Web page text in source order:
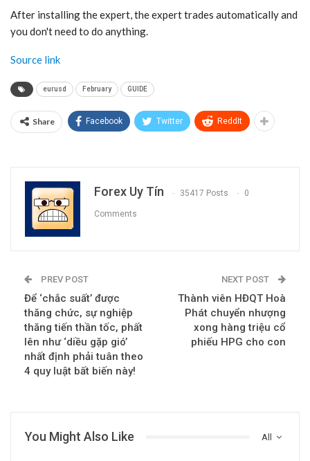
After installing the expert, the expert trades automatically and
you don't need to do anything.
Source link
eurusd February GUIDE
Share Facebook Twitter ReddIt
Forex Uy Tín 35417 Posts 0
Comments
PREV POST
Để ‘chắc suất’ được
thăng chức, sự nghiệp
thăng tiến thần tốc, phất
lên như ‘diều gặp gió’
nhất định phải tuân theo
4 quy luật bất biến này!
NEXT POST
Thành viên HĐQT Hoà
Phát chuyển nhượng
xong hàng triệu cổ
phiếu HPG cho con
All
You Might Also Like